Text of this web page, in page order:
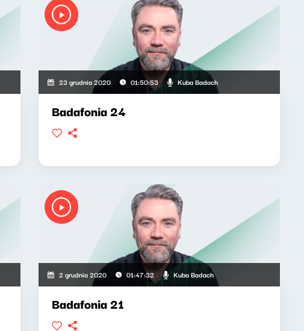
23 grudnia 2020 01:50:53 Kuba Badach
Badafonia 24
2 grudnia 2020 01:47:32 Kuba Badach
Badafonia 21